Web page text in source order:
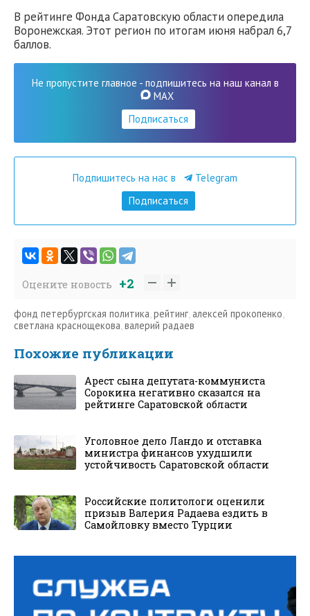
В рейтинге Фонда Саратовскую области опередила
Воронежская. Этот регион по итогам июня набрал 6,7
баллов.
Не пропустите главное - подпишитесь на наш канал в
MAX
Подписаться
Подпишитесь на нас в
Telegram
Подписаться
Оцените новость +2
фонд петербургская политика рейтинг алексей прокопенко
светлана краснощекова валерий радаев
Похожие публикации
Арест сына депутата-коммуниста
Сорокина негативно сказался на
рейтинге Саратовской области
Уголовное дело Ландо и отставка
министра финансов ухудшили
устойчивость Саратовской области
Российские политологи оценили
призыв Валерия Радаева ездить в
Самойловку вместо Турции